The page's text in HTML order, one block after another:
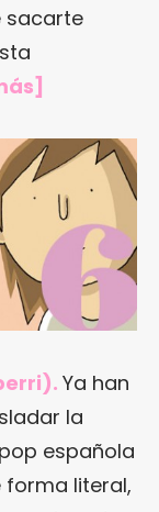
sacarte
]
Ya han
la
española
literal,